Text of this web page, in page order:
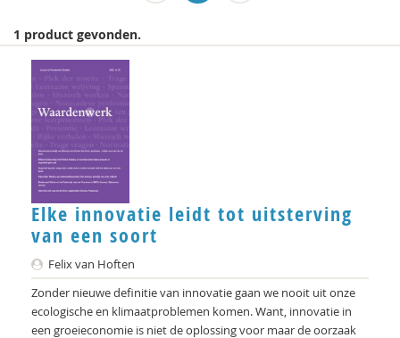
Daan Andriessen
Koen Arts
Jan Baars
Andries Baart
Markus Balkenhol
Rob Bartels
Floor Basten
Vivianne Baur
Krijn van Beek
1 product gevonden.
Elke innovatie leidt tot uitsterving
van een soort
Felix van Hoften
Zonder nieuwe definitie van innovatie gaan we nooit uit onze
ecologische en klimaatproblemen komen. Want, innovatie in
een groeieconomie is niet de oplossing voor maar de oorzaak